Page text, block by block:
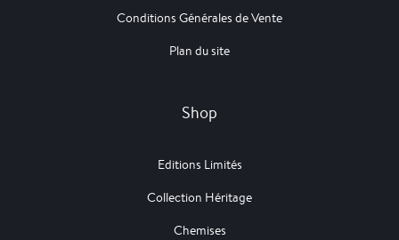
Conditions Générales de Vente
Plan du site
Shop
Editions Limités
Collection Héritage
Chemises